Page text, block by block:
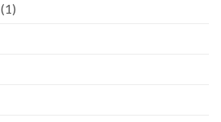
(1)